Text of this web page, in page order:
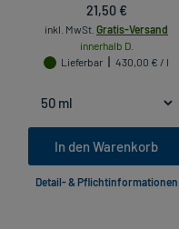
21,50 €
inkl. MwSt. Gratis-Versand
innerhalb D.
Lieferbar
430,00 € / l
In den Warenkorb
Detail- & Pflichtinformationen